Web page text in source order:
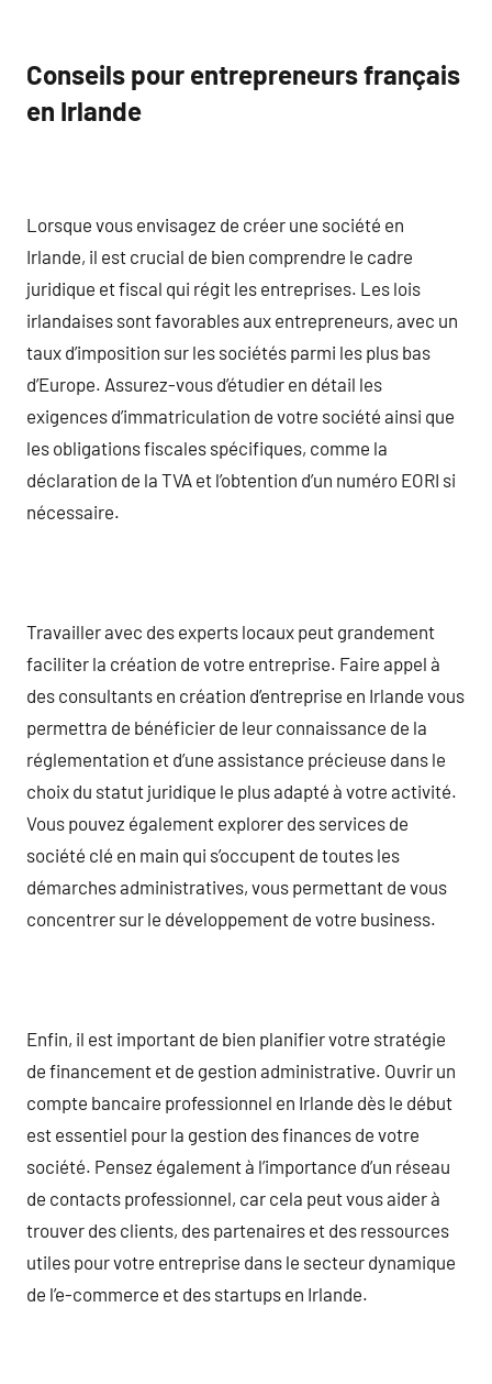
Conseils pour entrepreneurs français
en Irlande
Lorsque vous envisagez de créer une société en
Irlande, il est crucial de bien comprendre le cadre
juridique et fiscal qui régit les entreprises. Les lois
irlandaises sont favorables aux entrepreneurs, avec un
taux d’imposition sur les sociétés parmi les plus bas
d’Europe. Assurez-vous d’étudier en détail les
exigences d’immatriculation de votre société ainsi que
les obligations fiscales spécifiques, comme la
déclaration de la TVA et l’obtention d’un numéro EORI si
nécessaire.
Travailler avec des experts locaux peut grandement
faciliter la création de votre entreprise. Faire appel à
des consultants en création d’entreprise en Irlande vous
permettra de bénéficier de leur connaissance de la
réglementation et d’une assistance précieuse dans le
choix du statut juridique le plus adapté à votre activité.
Vous pouvez également explorer des services de
société clé en main qui s’occupent de toutes les
démarches administratives, vous permettant de vous
concentrer sur le développement de votre business.
Enfin, il est important de bien planifier votre stratégie
de financement et de gestion administrative. Ouvrir un
compte bancaire professionnel en Irlande dès le début
est essentiel pour la gestion des finances de votre
société. Pensez également à l’importance d’un réseau
de contacts professionnel, car cela peut vous aider à
trouver des clients, des partenaires et des ressources
utiles pour votre entreprise dans le secteur dynamique
de l’e-commerce et des startups en Irlande.